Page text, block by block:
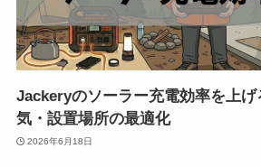
Jackeryのソーラー充電効率を上
気・設置場所の最適化
2026年6月18日